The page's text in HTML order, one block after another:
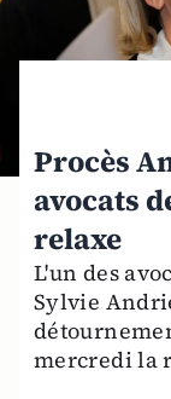
Procès
avocats
relaxe
L'un des
Sylvie
mercredi la